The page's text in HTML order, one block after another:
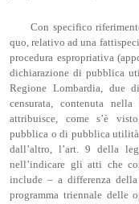
Con specifico
quo, relativo ad una
procedura espropriativa
dichiarazione di pubblica
Regione Lombardia, due
censurata, contenuta
attribuisce, come s’è
pubblica o di pubblica utilità
dall’altro, l’art. 9 della
nell’indicare gli atti che
include – a differenza
programma triennale delle